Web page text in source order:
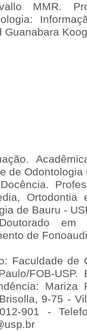
MMR.
Guanabara
de Odontologia
de Bauru -
em
de
Faculdade de
FOB-
9-75 -
901 -